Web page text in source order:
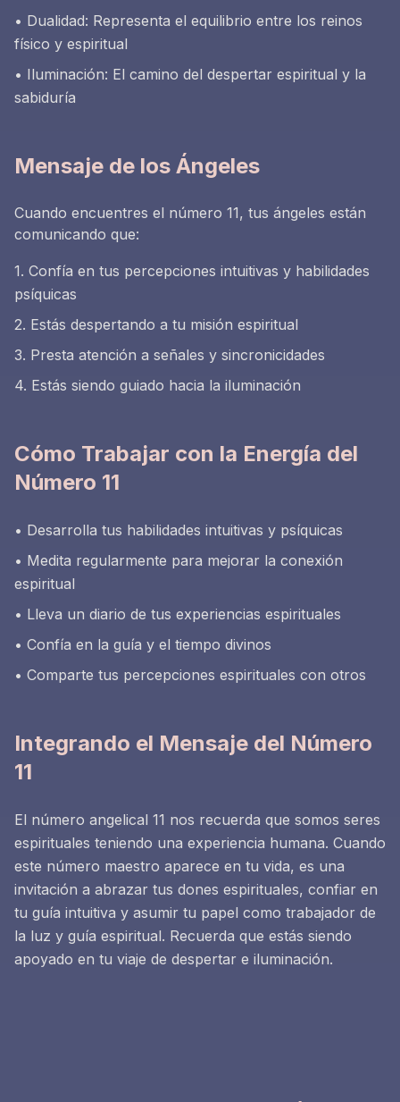
• Dualidad: Representa el equilibrio entre los reinos
físico y espiritual
• Iluminación: El camino del despertar espiritual y la
sabiduría
Mensaje de los Ángeles
Cuando encuentres el número 11, tus ángeles están
comunicando que:
1. Confía en tus percepciones intuitivas y habilidades
psíquicas
2. Estás despertando a tu misión espiritual
3. Presta atención a señales y sincronicidades
4. Estás siendo guiado hacia la iluminación
Cómo Trabajar con la Energía del
Número 11
• Desarrolla tus habilidades intuitivas y psíquicas
• Medita regularmente para mejorar la conexión
espiritual
• Lleva un diario de tus experiencias espirituales
• Confía en la guía y el tiempo divinos
• Comparte tus percepciones espirituales con otros
Integrando el Mensaje del Número
11
El número angelical 11 nos recuerda que somos seres
espirituales teniendo una experiencia humana. Cuando
este número maestro aparece en tu vida, es una
invitación a abrazar tus dones espirituales, confiar en
tu guía intuitiva y asumir tu papel como trabajador de
la luz y guía espiritual. Recuerda que estás siendo
apoyado en tu viaje de despertar e iluminación.